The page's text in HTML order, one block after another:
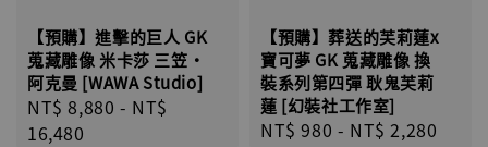
【預購】進擊的巨人 GK
蒐藏雕像 米卡莎 三笠·
阿克曼 [WAWA Studio]
Regular
price
NT$ 8,880 - NT$
16,480
【預購】葬送的芙莉蓮x
寶可夢 GK 蒐藏雕像 換
裝系列第四彈 耿鬼芙莉
蓮 [幻裝社工作室]
Regular
NT$ 980 - NT$ 2,280